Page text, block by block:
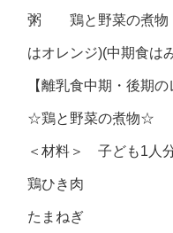
粥 鶏と野菜の煮物
はオレンジ)(中期食は
【離乳食中期・後期の
☆鶏と野菜の煮物☆
＜材料＞ 子ども1人
鶏ひき
たまね